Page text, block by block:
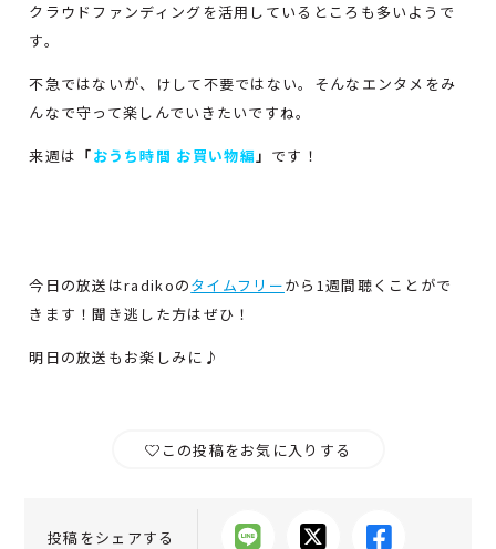
クラウドファンディングを活用しているところも多いようで
す。
不急ではないが、けして不要ではない。そんなエンタメをみ
んなで守って楽しんでいきたいですね。
来週は 「おうち時間 お買い物編」 です！
今日の放送はradikoのタイムフリーから1週間聴くことがで
きます！聞き逃した方はぜひ！
明日の放送もお楽しみに♪
この投稿をお気に入りする
投稿をシェアする